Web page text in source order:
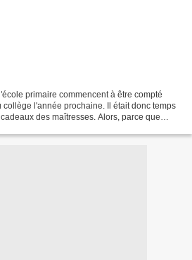
primaire commencent à être compté
l'année prochaine. Il était donc temps
des maîtresses. Alors, parce que